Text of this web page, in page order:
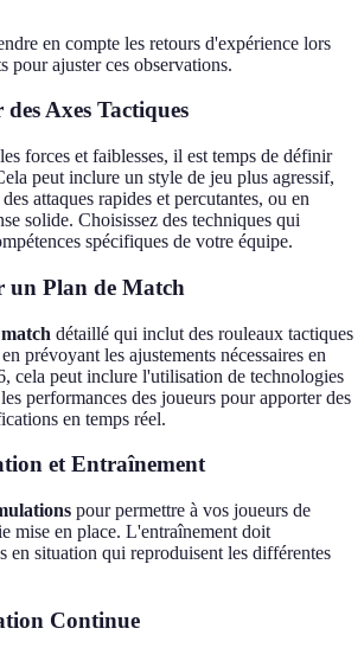
en compte les retours d'expérience lors
pour ajuster ces observations.
Axes Tactiques
forces et faiblesses, il est temps de définir
peut inclure un style de jeu plus agressif,
attaques rapides et percutantes, ou en
solide. Choisissez des techniques qui
spécifiques de votre équipe.
un Plan de Match
détaillé qui inclut des rouleaux tactiques
prévoyant les ajustements nécessaires en
cela peut inclure l'utilisation de technologies
performances des joueurs pour apporter des
en temps réel.
et Entraînement
pour permettre à vos joueurs de
mise en place. L'entraînement doit
en situation qui reproduisent les différentes
Continue